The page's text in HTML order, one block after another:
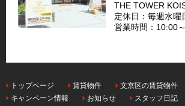
THE TOWER
定休日：毎週水曜
営業時間：10:00
トップページ 賃貸物件 文京区の賃貸物件
キャンペーン情報
お知らせ スタッフ日記